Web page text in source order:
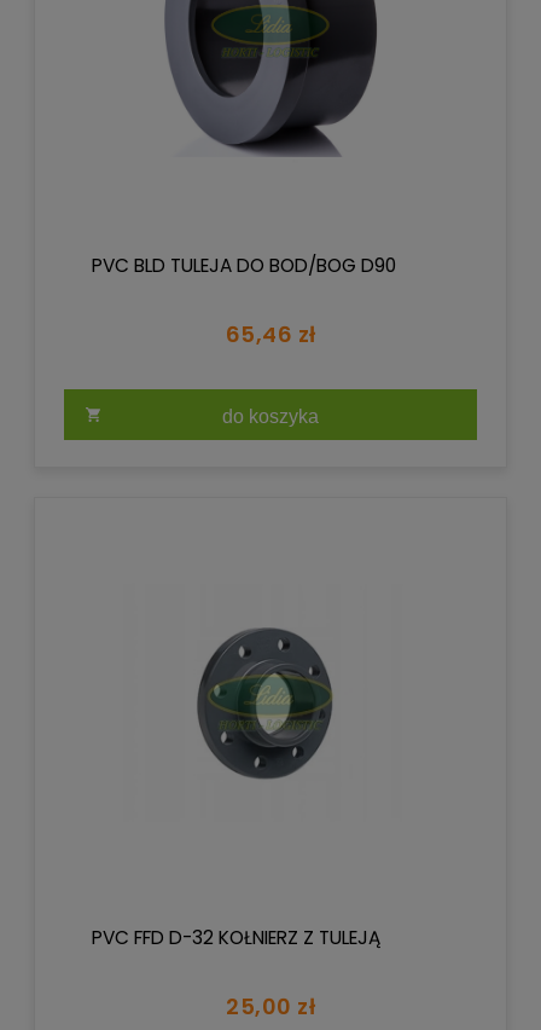
PVC BLD TULEJA DO BOD/BOG D90
65,46 zł
do koszyka
PVC FFD D-32 KOŁNIERZ Z TULEJĄ
25,00 zł